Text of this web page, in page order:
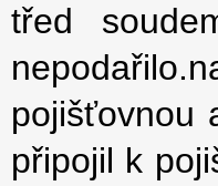
třed
pojišťovnou
připojil k